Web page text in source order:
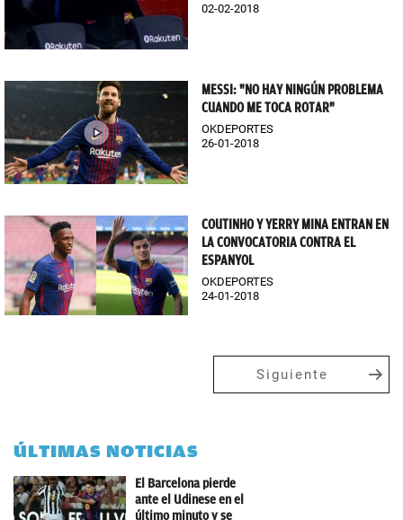
02-02-2018
MESSI: "NO HAY NINGÚN PROBLEMA
CUANDO ME TOCA ROTAR"
OKDEPORTES
26-01-2018
COUTINHO Y YERRY MINA ENTRAN EN
LA CONVOCATORIA CONTRA EL
ESPANYOL
OKDEPORTES
24-01-2018
Siguiente
ÚLTIMAS NOTICIAS
El Barcelona pierde
ante el Udinese en el
último minuto y se